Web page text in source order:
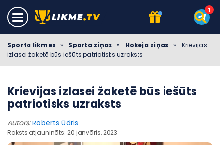
Sporta likmes » Sporta ziņas » Hokeja ziņas »
Krievijas
izlasei žaketē būs iešūts patriotisks uzraksts
Krievijas izlasei žaketē būs iešūts
patriotisks uzraksts
Autors:Roberts Ūdris
Raksts atjaunināts: 20 janvāris, 2023